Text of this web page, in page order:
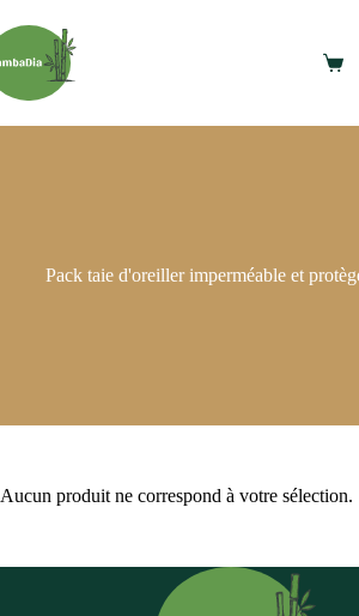
Pack taie d'oreiller imperméable et
Aucun produit ne correspond à votre sélection.